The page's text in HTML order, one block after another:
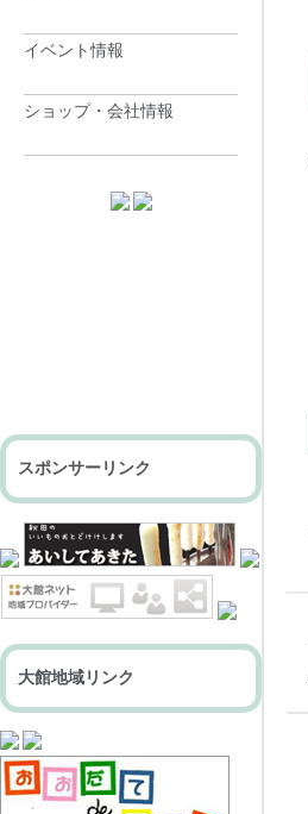
イベント情報
ショップ・会社情報
スポンサーリンク
大館地域リンク